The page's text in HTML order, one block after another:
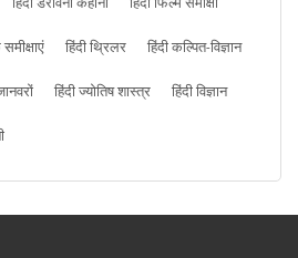
हिंदी थ्रिलर
हिंदी कल्पित-विज्ञान
हिंदी ज्योतिष शास्त्र
हिंदी विज्ञान